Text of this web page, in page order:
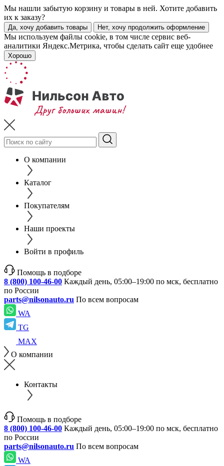
Мы нашли забытую корзину и товары в ней. Хотите добавить
их к заказу?
Да, хочу добавить товары Нет, хочу продолжить оформление
Мы используем файлы cookie, в том числе сервис веб-
аналитики Яндекс.Метрика, чтобы сделать сайт еще удобнее
Хорошо
О компании
Каталог
Покупателям
Наши проекты
Войти в профиль
Помощь в подборе
8 (800) 100-46-00 Каждый день, 05:00–19:00 по мск, бесплатно
по России
parts@nilsonauto.ru По всем вопросам
WA
TG
MAX
О компании
Контакты
Помощь в подборе
8 (800) 100-46-00 Каждый день, 05:00–19:00 по мск, бесплатно
по России
parts@nilsonauto.ru По всем вопросам
WA